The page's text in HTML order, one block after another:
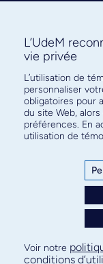
Abonnez-
pour
L’UdeM
vie privée
L’utilisation de
personnaliser
obligatoires pour
du site Web,
préférences. En
utilisation de
Voir notre
conditions